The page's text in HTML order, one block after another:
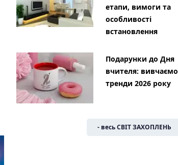
етапи, вимоги та
особливості
встановлення
Подарунки до Дня
вчителя: вивчаємо
тренди 2026 року
- весь СВІТ ЗАХОПЛЕНЬ